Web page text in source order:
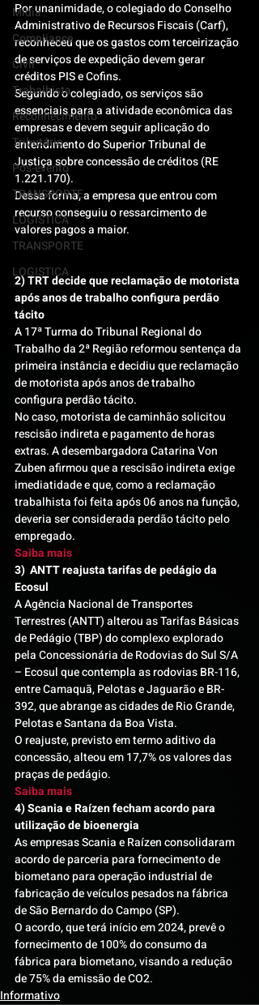
Mídia
Compliance
Civil
Trabalhista
Reconhecimento
Tributário
Pós-evento
TRANSPORTE
LOGISTICA
TRANSPORTE
LOGISTICA
Por unanimidade, o colegiado do Conselho
Administrativo de Recursos Fiscais (Carf),
reconheceu que os gastos com terceirização
de serviços de expedição devem gerar
créditos PIS e Cofins.
Segundo o colegiado, os serviços são
essenciais para a atividade econômica das
empresas e devem seguir aplicação do
entendimento do Superior Tribunal de
Justiça sobre concessão de créditos (RE
1.221.170).
Dessa forma, a empresa que entrou com
recurso conseguiu o ressarcimento de
valores pagos a maior.
2) TRT decide que reclamação de motorista
após anos de trabalho configura perdão
tácito
A 17ª Turma do Tribunal Regional do
Trabalho da 2ª Região reformou sentença da
primeira instância e decidiu que reclamação
de motorista após anos de trabalho
configura perdão tácito.
No caso, motorista de caminhão solicitou
rescisão indireta e pagamento de horas
extras. A desembargadora Catarina Von
Zuben afirmou que a rescisão indireta exige
imediatidade e que, como a reclamação
trabalhista foi feita após 06 anos na função,
deveria ser considerada perdão tácito pelo
empregado.
Saiba mais
3)  ANTT reajusta tarifas de pedágio da
Ecosul
A Agência Nacional de Transportes
Terrestres (ANTT) alterou as Tarifas Básicas
de Pedágio (TBP) do complexo explorado
pela Concessionária de Rodovias do Sul S/A
– Ecosul que contempla as rodovias BR-116,
entre Camaquã, Pelotas e Jaguarão e BR-
392, que abrange as cidades de Rio Grande,
Pelotas e Santana da Boa Vista.
O reajuste, previsto em termo aditivo da
concessão, alteou em 17,7% os valores das
praças de pedágio.
Saiba mais
4) Scania e Raízen fecham acordo para
utilização de bioenergia
As empresas Scania e Raízen consolidaram
acordo de parceria para fornecimento de
biometano para operação industrial de
fabricação de veículos pesados na fábrica
de São Bernardo do Campo (SP).
O acordo, que terá início em 2024, prevê o
fornecimento de 100% do consumo da
fábrica para biometano, visando a redução
de 75% da emissão de CO2.
Informativo